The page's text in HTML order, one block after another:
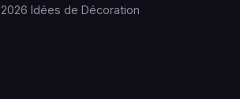
Idées de Décoration